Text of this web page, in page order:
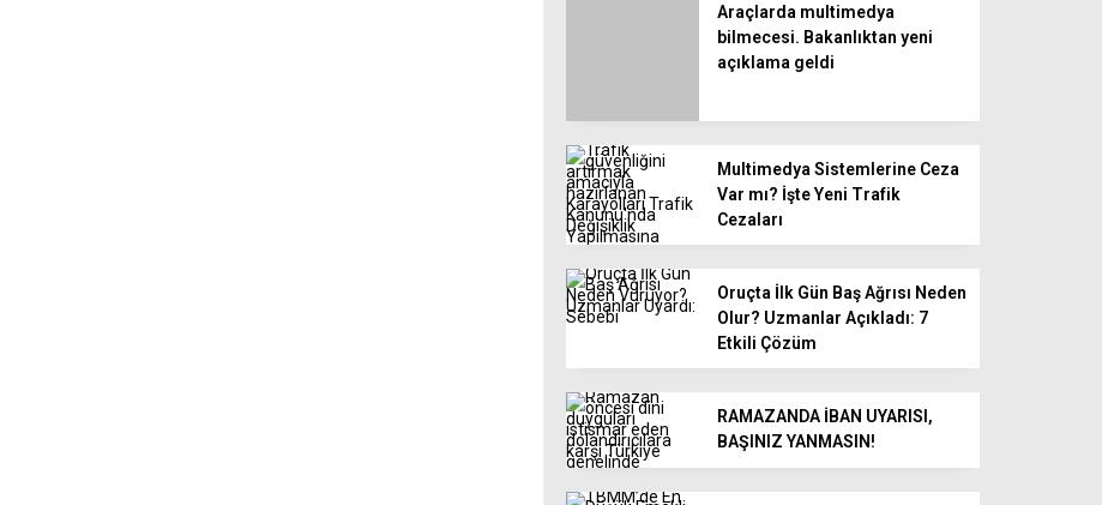
Araçlarda multimedya
bilmecesi. Bakanlıktan yeni
açıklama geldi
Var mı? İşte Yeni Trafik
Cezaları
Olur? Uzmanlar Açıkladı: 7
Etkili Çözüm
BAŞINIZ YANMASIN!